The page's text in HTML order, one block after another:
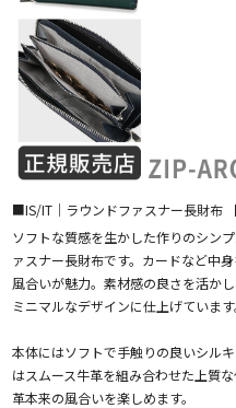
■IS/IT｜ラウンドファスナー長財布
ソフトな質感を生かした作りのシン
ァスナー長財布です。カードなど中
風合いが魅力。素材感の良さを活か
ミニマルなデザインに仕上げています
本体にはソフトで手触りの良いシル
はスムース牛革を組み合わせた上質
革本来の風合いを楽しめます。